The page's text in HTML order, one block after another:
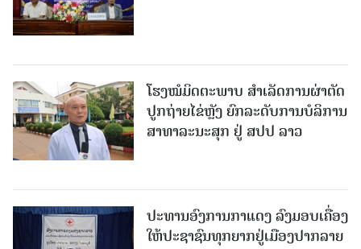
ໂຮງໝໍມິດຕະພາບ ສໍາເລັດການຜ່າຕັດ
ປູກຖ່າຍໄຂ່ຫຼັງ ຍົກລະດັບການບໍລິການ
ສາທາລະນະສຸກ ຢູ່ ສປປ ລາວ
ປະທານອົງການກາແດງ ລົງມອບເຄື່ອງ
ໃຫ້ປະຊາຊົນທຸກຍາກຢູ່ເມືອງປາກລາຍ